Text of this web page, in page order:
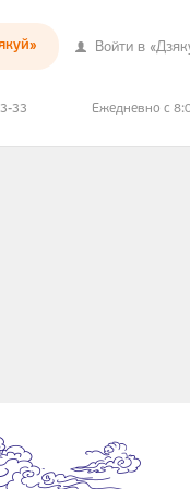
Войти в
33 Ежедневно с